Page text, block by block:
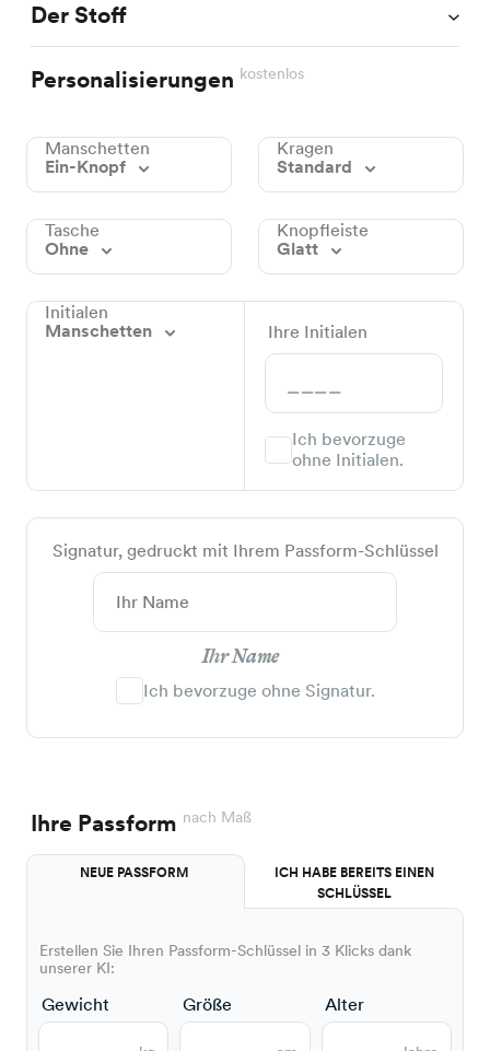
Der Stoff
Personalisierungen kostenlos
Manschetten
Ein-Knopf
Kragen
Standard
Tasche
Ohne
Knopfleiste
Glatt
Initialen
Manschetten
Ihre Initialen
Ich bevorzuge
ohne Initialen.
Signatur, gedruckt mit Ihrem Passform-Schlüssel
Ihr Name
Ich bevorzuge ohne Signatur.
Ihre Passform nach Maß
NEUE PASSFORM
ICH HABE BEREITS EINEN
SCHLÜSSEL
Erstellen Sie Ihren Passform-Schlüssel in 3 Klicks dank
unserer KI:
Gewicht Größe Alter